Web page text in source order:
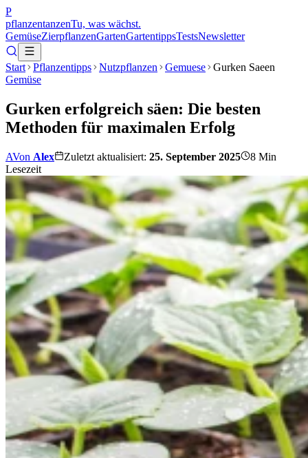
P
pflanzentanzenTu, was wächst.
GemüseZierpflanzenGartenGartentippsTestsNewsletter
Start Pflanzentipps Nutzpflanzen Gemuese
Gurken Saeen
Gemüse
Gurken erfolgreich säen: Die besten
Methoden für maximalen Erfolg
AVon Alex Zuletzt aktualisiert: 25. September 2025 8 Min
Lesezeit